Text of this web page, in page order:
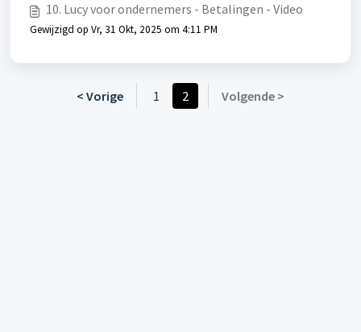
10. Lucy voor ondernemers - Betalingen - Video
Gewijzigd op Vr, 31 Okt, 2025 om 4:11 PM
< Vorige 1 2 Volgende >